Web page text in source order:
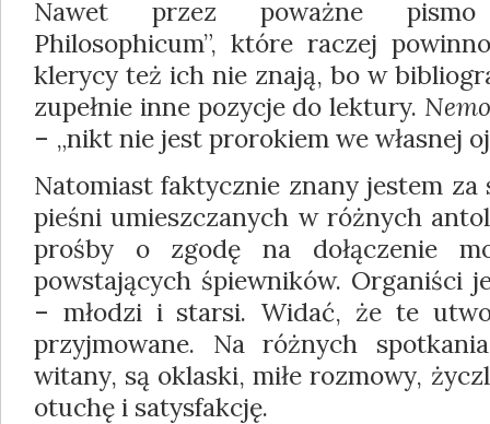
Nawet przez poważne
Philosophicum”, które raczej
kle­rycy też ich nie znają, bo w
zu­pełnie inne pozycje do lektury.
– „nikt nie jest prorokiem we własnej
Natomiast faktycznie znany jestem
pieśni umieszczanych w różnych
prośby o zgodę na dołączenie
powstają­cych śpiewników. Organiści
– młodzi i starsi. Widać, że te
przyjmowane. Na różnych
witany, są oklaski, miłe rozmowy,
otuchę i satysfakcję.